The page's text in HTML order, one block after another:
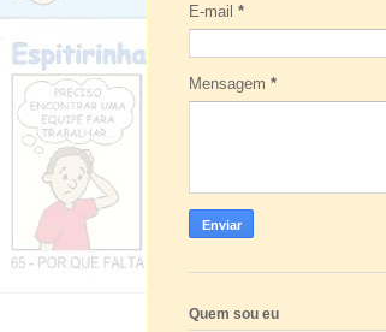
E-mail *
Mensagem *
Quem sou eu